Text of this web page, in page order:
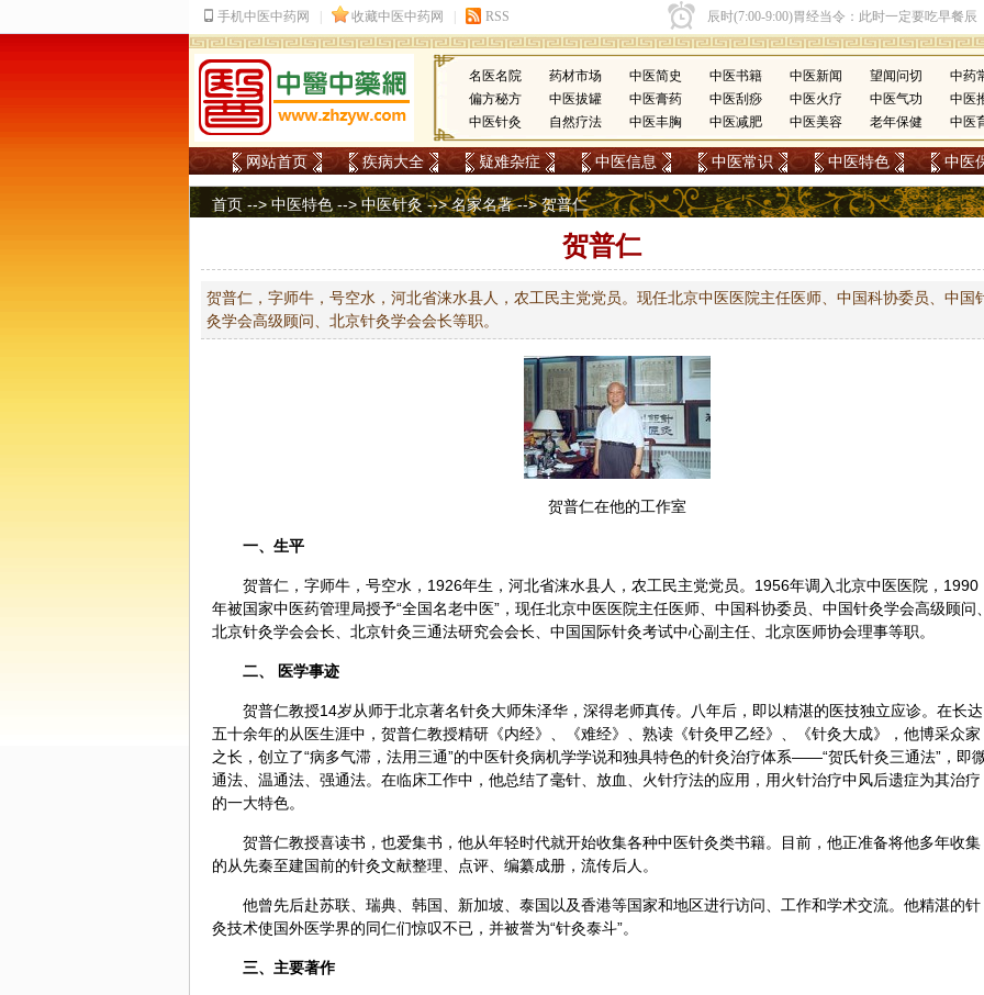
名医名院 药材市场 中医简史 中医书籍 中医新闻 望闻问切
中药
偏方秘方
中医拔罐 中医膏药 中医刮痧 中医火疗 中医气功
中医
中医针灸
自然疗法 中医丰胸 中医减肥 中医美容 老年保健 中医
网站首页 疾病大全 疑难杂症 中医信息 中医常识 中医特色 中医
首页 -->中医特色 -->中医针灸-->名家名著--> 贺普仁
贺普仁
贺普仁，字师牛，号空水，河北省涞水县人，农工民主党党员。现任北京中医医院主任医师、中国科协委员、中国
灸学会高级顾问、北京针灸学会会长等职。
贺普仁在他的工作室
一、生平
贺普仁，字师牛，号空水，1926年生，河北省涞水县人，农工民主党党员。1956年调入北京中医医院，1990
年被国家中医药管理局授予“全国名老中医”，现任北京中医医院主任医师、中国科协委员、中国针灸学会高级顾问
北京针灸学会会长、北京针灸三通法研究会会长、中国国际针灸考试中心副主任、北京医师协会理事等职。
二、 医学事迹
贺普仁教授14岁从师于北京著名针灸大师朱泽华，深得老师真传。八年后，即以精湛的医技独立应诊。在长达
五十余年的从医生涯中，贺普仁教授精研《内经》、《难经》、熟读《针灸甲乙经》、《针灸大成》，他博采众家
之长，创立了“病多气滞，法用三通”的中医针灸病机学学说和独具特色的针灸治疗体系——“贺氏针灸三通法”，即
通法、温通法、强通法。在临床工作中，他总结了毫针、放血、 火针疗法的应用，用火针治疗中风后遗症为其治疗
的一大特色。
贺普仁教授喜读书，也爱集书，他从年轻时代就开始收集各种中医针灸类书籍。目前，他正准备将他多年收集
的从先秦至建国前的针灸文献整理、点评、编纂成册，流传后人。
他曾先后赴苏联、瑞典、韩国、新加坡、泰国以及香港等国家和地区进行访问、工作和学术交流。他精湛的针
灸技术使国外医学界的同仁们惊叹不已，并被誉为“针灸泰斗”。
三、主要著作